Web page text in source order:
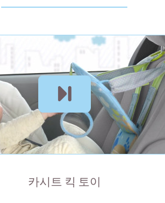
카시트 킥 토이